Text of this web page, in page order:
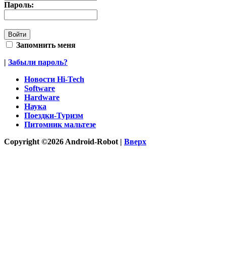
Пароль:
Запомнить меня
| Забыли пароль?
Новости Hi-Tech
Software
Hardware
Наука
Поездки-Туризм
Питомник мальтезе
Copyright ©2026 Android-Robot | Вверх